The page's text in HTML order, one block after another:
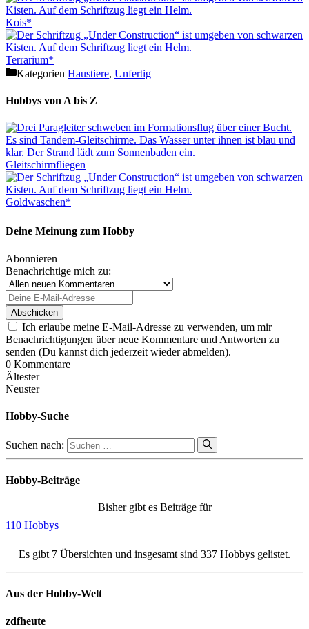
Kois*
Terrarium*
Kategorien Haustiere, Unfertig
Hobbys von A bis Z
Gleitschirmfliegen
Goldwaschen*
Deine Meinung zum Hobby
Abonnieren
Benachrichtige mich zu:
Ich erlaube meine E-Mail-Adresse zu verwenden, um mir
Benachrichtigungen über neue Kommentare und Antworten zu
senden (Du kannst dich jederzeit wieder abmelden).
0 Kommentare
Ältester
Neuster
Hobby-Suche
Suchen nach:
Hobby-Beiträge
Bisher gibt es Beiträge für
110 Hobbys
Es gibt 7 Übersichten und insgesamt sind 337 Hobbys gelistet.
Aus der Hobby-Welt
zdfheute